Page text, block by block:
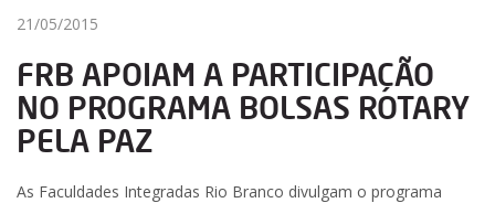
21/05/2015
FRB APOIAM A PARTICIPAÇÃO
NO PROGRAMA BOLSAS ROTARY
PELA PAZ
As Faculdades Integradas Rio Branco divulgam o programa